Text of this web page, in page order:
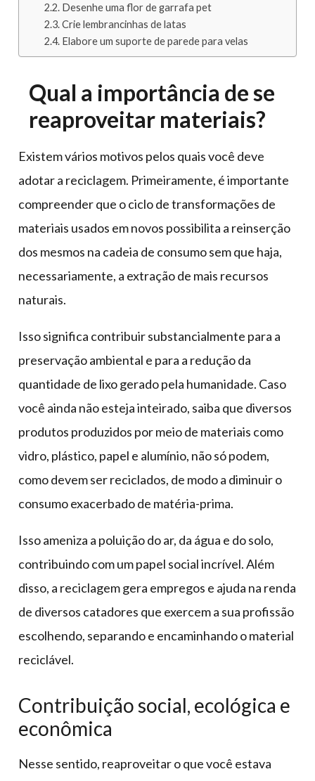
Desenhe uma flor de garrafa pet
Crie lembrancinhas de latas
Elabore um suporte de parede para velas
Qual a importância de se
reaproveitar materiais?
Existem vários motivos pelos quais você deve
adotar a reciclagem. Primeiramente, é importante
compreender que o ciclo de transformações de
materiais usados em novos possibilita a reinserção
dos mesmos na cadeia de consumo sem que haja,
necessariamente, a extração de mais recursos
naturais.
Isso significa contribuir substancialmente para a
preservação ambiental e para a redução da
quantidade de lixo gerado pela humanidade. Caso
você ainda não esteja inteirado, saiba que diversos
produtos produzidos por meio de materiais como
vidro, plástico, papel e alumínio, não só podem,
como devem ser reciclados, de modo a diminuir o
consumo exacerbado de matéria-prima.
Isso ameniza a poluição do ar, da água e do solo,
contribuindo com um papel social incrível. Além
disso, a reciclagem gera empregos e ajuda na renda
de diversos catadores que exercem a sua profissão
escolhendo, separando e encaminhando o material
reciclável.
Contribuição social, ecológica e
econômica
Nesse sentido, reaproveitar o que você estava